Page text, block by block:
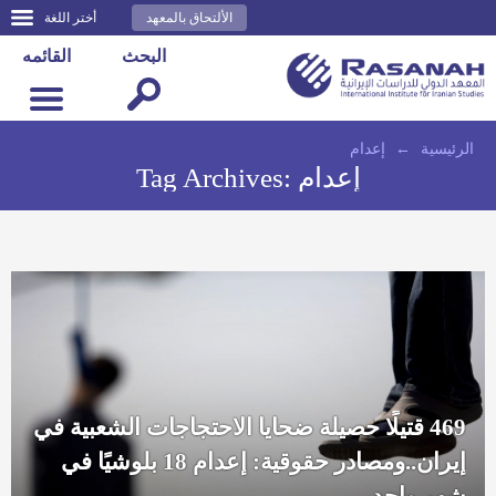
أختر اللغة الألتحاق بالمعهد
القائمه البحث
الرئيسية ← إعدام
Tag Archives: إعدام
469 قتيلًا حصيلة ضحايا الاحتجاجات الشعبية في
إيران..ومصادر حقوقية: إعدام 18 بلوشيًا في